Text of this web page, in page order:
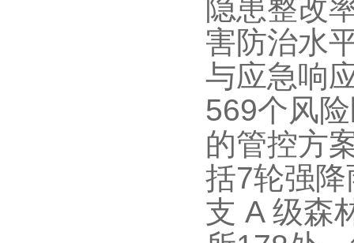
隐患整改
害防治水
与应急响
569个风
的管控方
括7轮强
支 A 级森